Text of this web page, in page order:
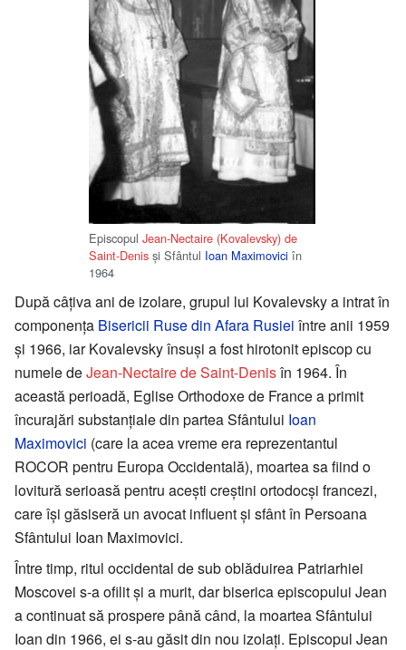
Episcopul Jean-Nectaire (Kovalevsky) de
Saint-Denis şi Sfântul Ioan Maximovici în
1964
După câţiva ani de izolare, grupul lui Kovalevsky a intrat în
componenţa Bisericii Ruse din Afara Rusiei între anii 1959
şi 1966, iar Kovalevsky însuşi a fost hirotonit episcop cu
numele deJean-Nectaire de Saint-Denisîn 1964. În
această perioadă, Eglise Orthodoxe de France a primit
încurajări substanţiale din partea Sfântului Ioan
Maximovici (care la acea vreme era reprezentantul
ROCOR pentru Europa Occidentală), moartea sa fiind o
lovitură serioasă pentru aceşti creştini ortodocşi francezi,
care îşi găsiseră un avocat influent şi sfânt în Persoana
Sfântului Ioan Maximovici.
Între timp, ritul occidental de sub oblăduirea Patriarhiei
Moscovei s-a ofilit şi a murit, dar biserica episcopului Jean
a continuat să prospere până când, la moartea Sfântului
Ioan din 1966, ei s-au găsit din nou izolaţi. Episcopul Jean